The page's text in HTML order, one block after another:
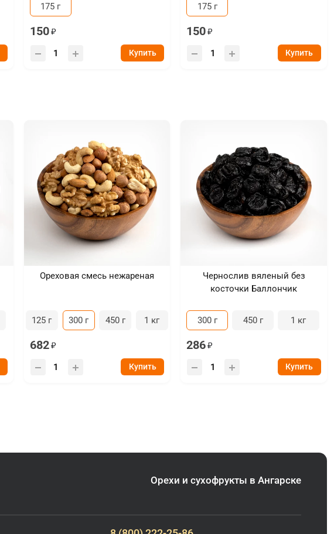
175 г
150
Купить
175 г
150
Купить
Ореховая смесь нежареная
125 г 300 г 450 г 1 кг
682
Купить
Чернослив вяленый без
косточки Баллончик
300 г 450 г 1 кг
286
Купить
Орехи и сухофрукты в Ангарске